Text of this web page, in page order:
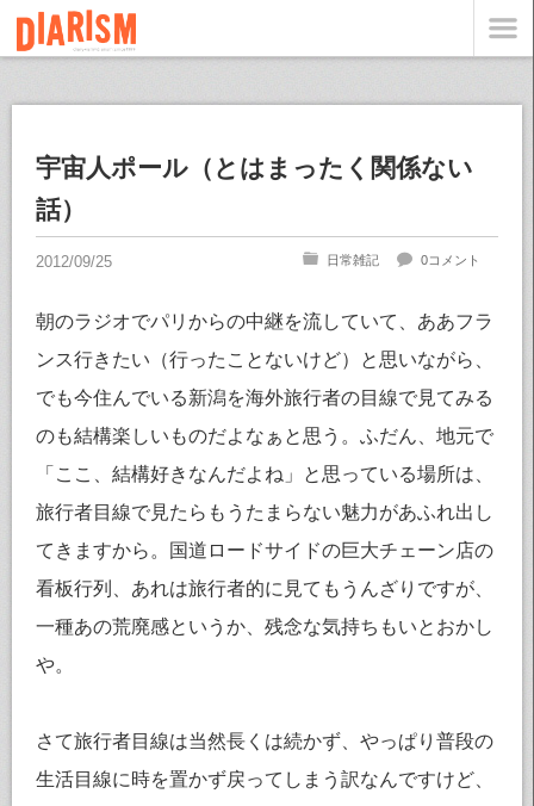
宇宙人ポール（とはまったく関係ない
話）
日常雑記 0コメント
朝のラジオでパリからの中継を流していて、ああフラ
ンス行きたい（行ったことないけど）と思いながら、
でも今住んでいる新潟を海外旅行者の目線で見てみる
のも結構楽しいものだよなぁと思う。ふだん、地元で
「ここ、結構好きなんだよね」と思っている場所は、
旅行者目線で見たらもうたまらない魅力があふれ出し
てきますから。国道ロードサイドの巨大チェーン店の
看板行列、あれは旅行者的に見てもうんざりですが、
一種あの荒廃感というか、残念な気持ちもいとおかし
や。
さて旅行者目線は当然長くは続かず、やっぱり普段の
生活目線に時を置かず戻ってしまう訳なんですけど、